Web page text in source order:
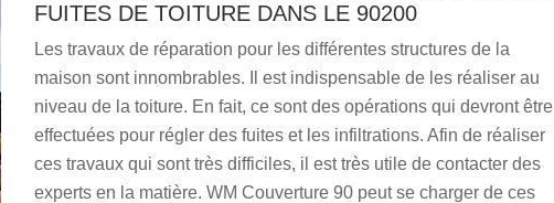
FUITES DE TOITURE DANS LE 90200
Les travaux de réparation pour les différentes structures de la
maison sont innombrables. Il est indispensable de les réaliser au
niveau de la toiture. En fait, ce sont des opérations qui devront être
effectuées pour régler des fuites et les infiltrations. Afin de réaliser
ces travaux qui sont très difficiles, il est très utile de contacter des
experts en la matière. WM Couverture 90 peut se charger de ces